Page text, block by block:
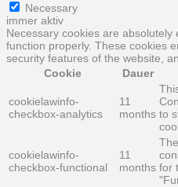
Necessary
immer aktiv
Necessary cookies are absolutely
function properly. These cookies
security features of the website,
Cookie
Dauer
cookielawinfo-
checkbox-analytics
11
months to
cookielawinfo-
checkbox-functional
11
months for